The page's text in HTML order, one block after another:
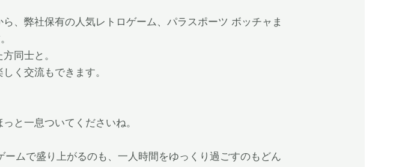
、弊社保有の人気レトロゲーム、パラスポーツ ボッチャま
同士と。
く交流もできます。
と一息ついてくださいね。
ムで盛り上がるのも、一人時間をゆっくり過ごすのもどん